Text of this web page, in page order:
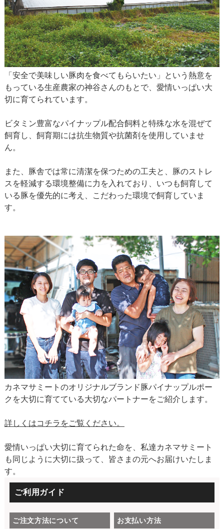
「安全で美味しい豚肉を食べてもらいたい」という熱意を
もっている生産農家の神谷さんのもとで、愛情いっぱい大
切に育てられています。
ビタミン豊富なパイナップル配合飼料と特殊な水を混ぜて
飼育し、飼育期には抗生物質や抗菌剤を使用していませ
ん。
また、豚舎では常に清潔を保つための工夫と、豚のストレ
スを軽減する環境整備に力を入れており、いつも飼育して
いる豚を優先的に考え、こだわった環境で飼育していま
す。
カネマサミートのオリジナルブランド豚パイナップルポー
クを大切に育てている大切なパートナーをご紹介します。
詳しくはコチラをご覧ください。
愛情いっぱい大切に育てられた命を、私達カネマサミート
も同じように大切に扱って、皆さまの元へお届けいたしま
す。
ご利用ガイド
ご注文方法について お支払い方法